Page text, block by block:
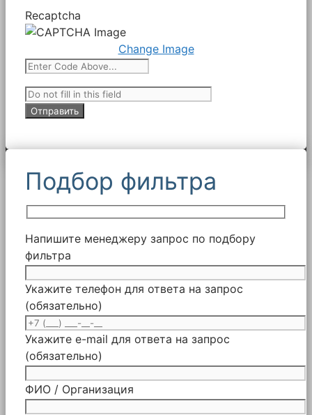
Recaptcha
Change Image
Подбор фильтра
Напишите менеджеру запрос по подбору
фильтра
Укажите телефон для ответа на запрос
(обязательно)
Укажите e-mail для ответа на запрос
(обязательно)
ФИО / Организация